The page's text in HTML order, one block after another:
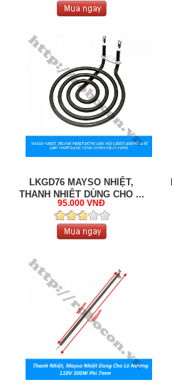
LKGD76 MAYSO NHIỆT,
THANH NHIỆT DÙNG CHO ...
95.000 VNĐ